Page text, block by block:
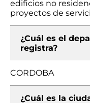
edificios no
proyectos de
¿Cuál es el
registra?
CORDOBA
¿Cuál es la